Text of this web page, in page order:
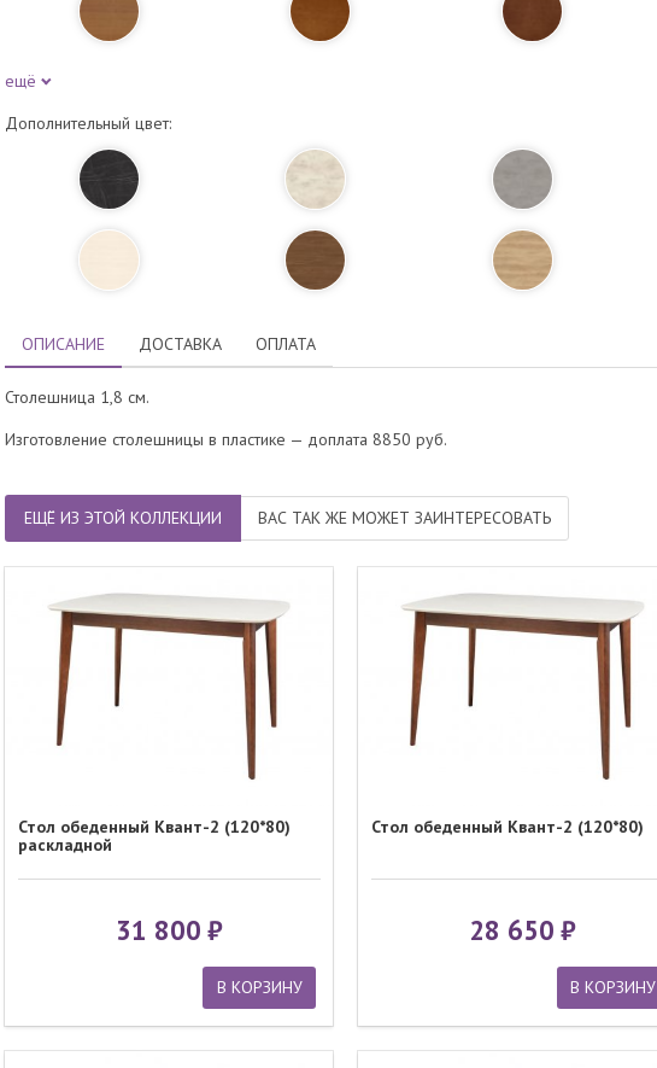
ещё
Дополнительный цвет:
ОПИСАНИЕ ДОСТАВКА ОПЛАТА
Столешница 1,8 см.
Изготовление столешницы в пластике — доплата 8850 руб.
ЕЩЁ ИЗ ЭТОЙ КОЛЛЕКЦИИ ВАС ТАК ЖЕ МОЖЕТ ЗАИНТЕРЕСОВАТЬ
Стол обеденный Квант-2 (120*80)
раскладной
31 800
В КОРЗИНУ
Стол обеденный Квант-2 (120*80)
28 650
В КОРЗИНУ